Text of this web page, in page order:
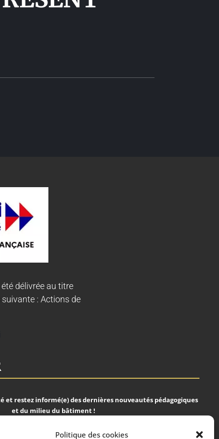
Politique des cookies
délivrée au titre
: Actions de
et restez informé(e) des dernières nouveautés pédagogiques
et du milieu du bâtiment !